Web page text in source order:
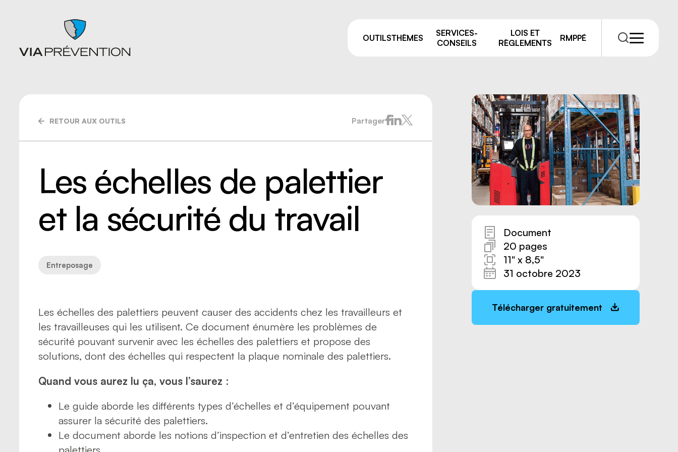
OUTILSTHÈMES
SERVICES-
CONSEILS
LOIS ET
RÈGLEMENTS
RMPPÉ
Balados
Catalogues de cours SST
L'instant prévention
Quiz
Entreposage
Gestion de la prévention
Lésion par équipement
Matières résiduelles
Nettoyage industriel
Nouveaux travailleurs, nouvelles
travailleuses
Risques psychosociaux
Comités de liaison
accompagne après vos formations
RMPPÉ
RETOUR AUX OUTILS Partager
Les échelles de palettier
et la sécurité du travail
Entreposage
Les échelles des palettiers peuvent causer des accidents chez les travailleurs et
les travailleuses qui les utilisent. Ce document énumère les problèmes de
sécurité pouvant survenir avec les échelles des palettiers et propose des
solutions, dont des échelles qui respectent la plaque nominale des palettiers.
Quand vous aurez lu ça, vous l’saurez :
Le guide aborde les différents types d’échelles et d’équipement pouvant
assurer la sécurité des palettiers.
Le document aborde les notions d’inspection et d’entretien des échelles des
Document
20 pages
11" x 8,5"
31 octobre 2023
Télécharger gratuitement